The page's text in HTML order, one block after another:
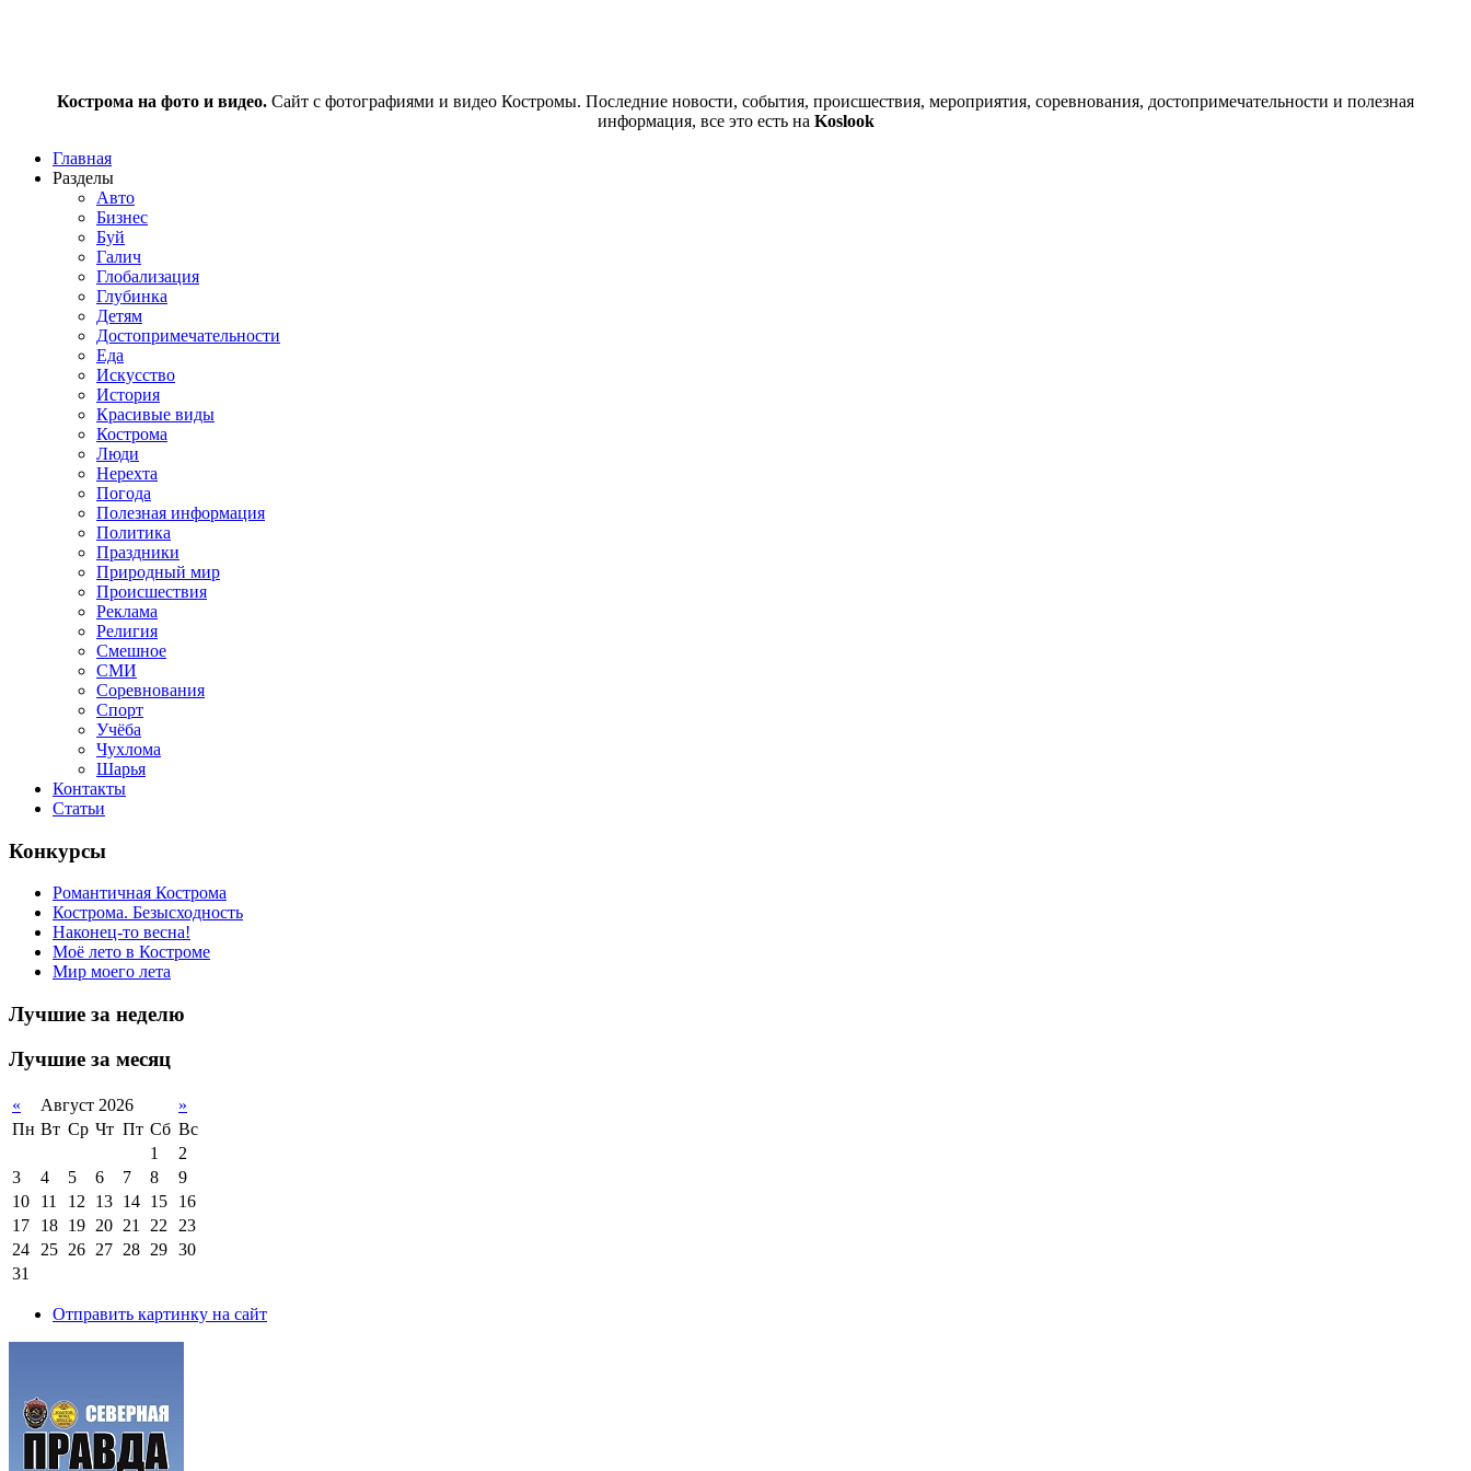
Кострома на фото и видео. Сайт с фотографиями и видео Костромы. Последние новости, события, происшествия, мероприятия, соревнования, достопримечательности и полезная
информация, все это есть на Koslook
Главная
Разделы
Авто
Бизнес
Буй
Галич
Глобализация
Глубинка
Детям
Достопримечательности
Еда
Искусство
История
Красивые виды
Кострома
Люди
Нерехта
Погода
Полезная информация
Политика
Праздники
Природный мир
Происшествия
Реклама
Религия
Смешное
СМИ
Соревнования
Спорт
Учёба
Чухлома
Шарья
Контакты
Статьи
Конкурсы
Романтичная Кострома
Кострома. Безысходность
Наконец-то весна!
Моё лето в Костроме
Мир моего лета
Лучшие за неделю
Лучшие за месяц
« Август 2026
»
Пн Вт Ср Чт Пт Сб Вс
1
2
3
4 5 6 7 8
9
10
11 12 13 14 15
16
17
18 19 20 21 22
23
24
25 26 27 28 29 30
31
Отправить картинку на сайт